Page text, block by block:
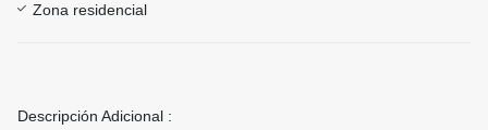
Zona residencial
Descripción Adicional :